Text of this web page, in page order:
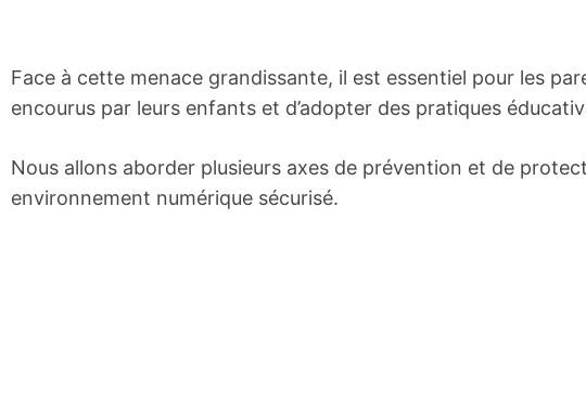
Face à cette menace grandissante, il est essentiel pour les
encourus par leurs enfants et d’adopter des pratiques
Nous allons aborder plusieurs axes de prévention et de
environnement numérique sécurisé.